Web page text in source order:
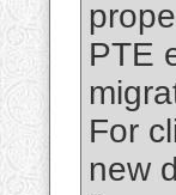
PTE
For
new